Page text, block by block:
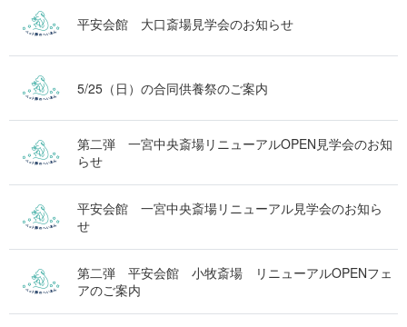
平安会館 大口斎場見学会のお知らせ
5/25（日）の合同供養祭のご案内
第二弾 一宮中央斎場リニューアルOPEN見学会のお知
らせ
平安会館 一宮中央斎場リニューアル見学会のお知ら
せ
第二弾 平安会館 小牧斎場 リニューアルOPENフェ
アのご案内